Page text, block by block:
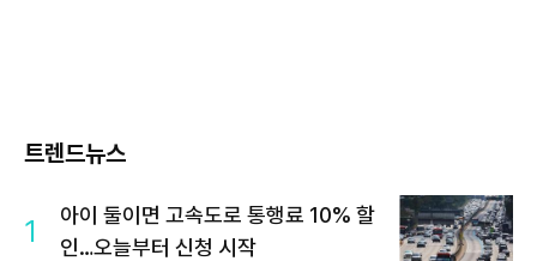
트렌드뉴스
1
아이 둘이면 고속도로 통행료 10% 할
인…오늘부터 신청 시작